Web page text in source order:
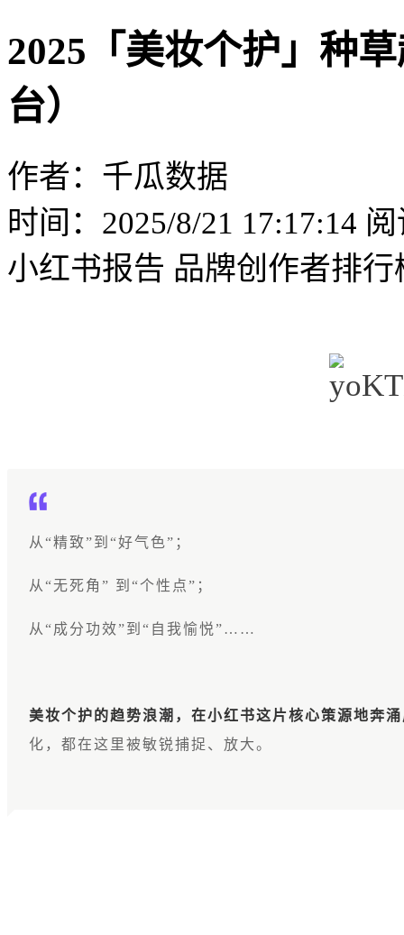
2025「美妆个护」种
台）
作者：千瓜数据
时间：2025/8/21 17:17:14
小红书报告 品牌创作者排行
从“精致”到“好气色”；
从“无死角” 到“个性点”；
从“成分功效”到“自我愉悦”……
美妆个护的趋势浪潮，在小红书这片核心策源地奔
化，都在这里被敏锐捕捉、放大。